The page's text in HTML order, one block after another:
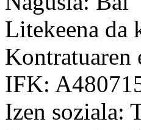
Litekeena da
Kontratuaren
IFK:
Izen soziala: